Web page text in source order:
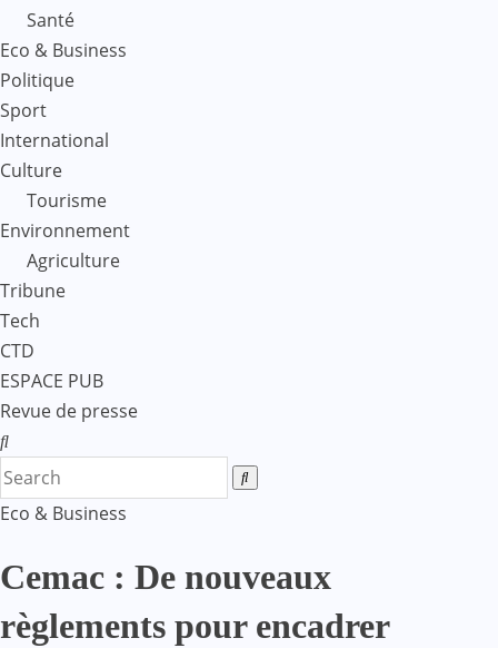
Santé
Eco & Business
Politique
Sport
International
Culture
Tourisme
Environnement
Agriculture
Tribune
Tech
CTD
ESPACE PUB
Revue de presse
Eco & Business
Cemac : De nouveaux
règlements pour encadrer